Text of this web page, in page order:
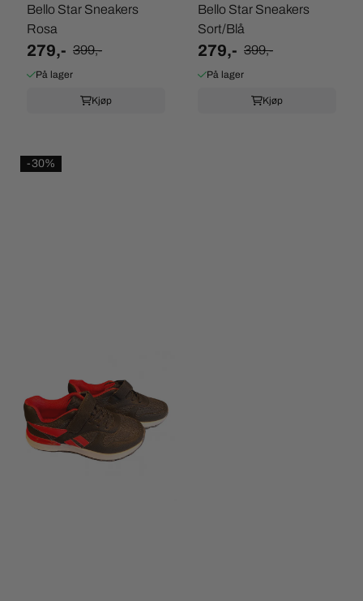
Bello Star Sneakers
Rosa
279,- 399,-
På lager
Kjøp
Bello Star Sneakers
Sort/Blå
279,- 399,-
På lager
Kjøp
-30%